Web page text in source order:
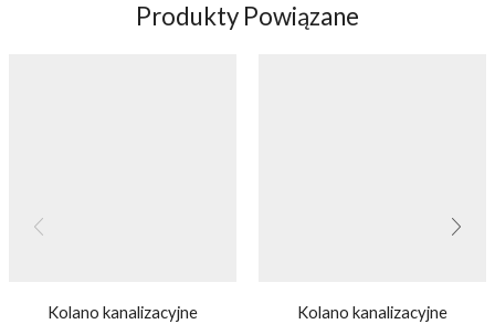
Produkty Powiązane
Kolano kanalizacyjne
Kolano kanalizacyjne